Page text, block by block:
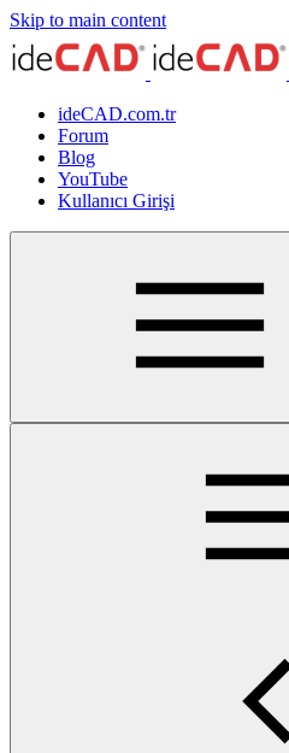
Skip to main content
ideCAD.com.tr
Forum
Blog
YouTube
Kullanıcı Girişi